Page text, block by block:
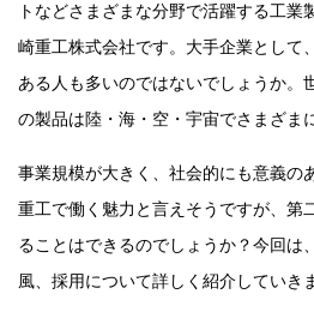
トなどさまざまな分野で活躍する工業
崎重工株式会社です。大手企業として
ある人も多いのではないでしょうか。
の製品は陸・海・空・宇宙でさまざま
事業規模が大きく、社会的にも意義の
重工で働く魅力と言えそうですが、第
ることはできるのでしょうか？今回は
風、採用について詳しく紹介していき